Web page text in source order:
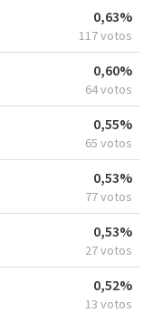
0,63%
117 votos
0,60%
64 votos
0,55%
65 votos
0,53%
77 votos
0,53%
27 votos
0,52%
13 votos